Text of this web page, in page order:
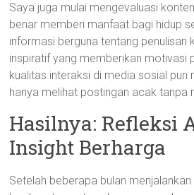
Saya juga mulai mengevaluasi
benar memberi manfaat bagi hidup
informasi berguna tentang penulisan
inspiratif yang memberikan motivasi
kualitas interaksi di media sosial pun
hanya melihat postingan acak tanpa
Hasilnya: Refleksi
Insight Berharga
Setelah beberapa bulan